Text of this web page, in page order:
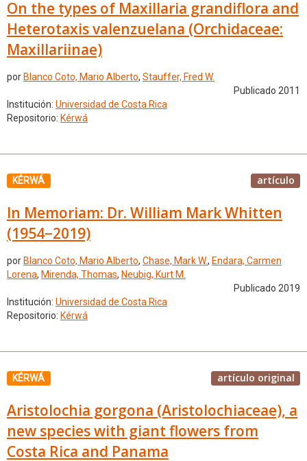
On the types of Maxillaria grandiflora and
Heterotaxis valenzuelana (Orchidaceae:
Maxillariinae)
por Blanco Coto, Mario Alberto, Stauffer, Fred W.
Publicado 2011
Institución: Universidad de Costa Rica
Repositorio: Kérwá
KÉRWÁ artículo
In Memoriam: Dr. William Mark Whitten
(1954−2019)
por Blanco Coto, Mario Alberto, Chase, Mark W., Endara, Carmen
Lorena, Mirenda, Thomas, Neubig, Kurt M.
Publicado 2019
Institución: Universidad de Costa Rica
Repositorio: Kérwá
KÉRWÁ artículo original
Aristolochia gorgona (Aristolochiaceae), a
new species with giant flowers from
Costa Rica and Panama